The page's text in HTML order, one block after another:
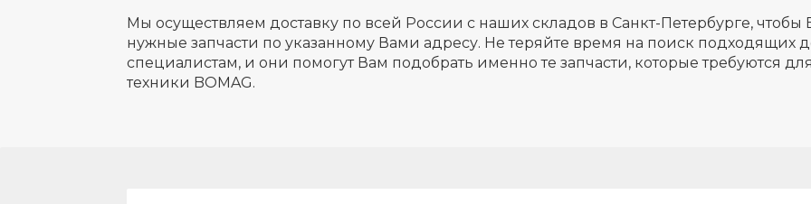
Мы осуществляем доставку по всей России с наших складов в Санкт-Петербурге, чтобы
нужные запчасти по указанному Вами адресу. Не теряйте время на поиск подходящих
специалистам, и они помогут Вам подобрать именно те запчасти, которые требуются
техники BOMAG.